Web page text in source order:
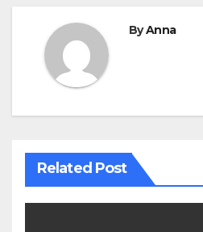
ByAnna
Related Post